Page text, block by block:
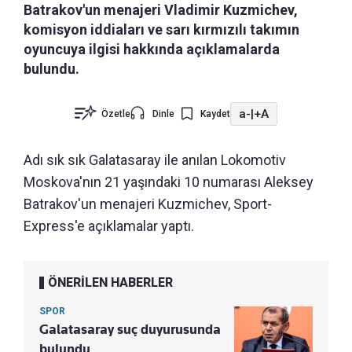
Batrakov'un menajeri Vladimir Kuzmichev,
komisyon iddiaları ve sarı kırmızılı takımın
oyuncuya ilgisi hakkında açıklamalarda
bulundu.
Özetle Dinle Kaydet a-|+A
Adı sık sık Galatasaray ile anılan Lokomotiv
Moskova'nın 21 yaşındaki 10 numarası Aleksey
Batrakov'un menajeri Kuzmichev, Sport-
Express'e açıklamalar yaptı.
ÖNERİLEN HABERLER
SPOR
Galatasaray suç duyurusunda